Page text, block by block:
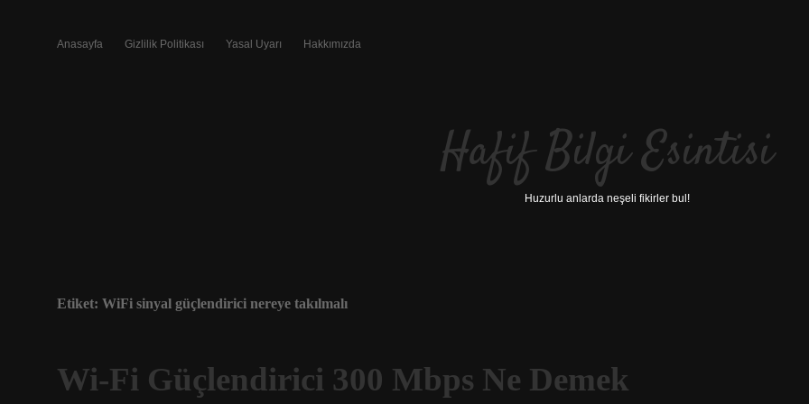
Anasayfa Gizlilik Politikası Yasal Uyarı Hakkımızda
Hafif Bilgi Esintisi
Huzurlu anlarda neşeli fikirler bul!
Etiket: WiFi sinyal güçlendirici nereye takılmalı
Wi-Fi Güçlendirici 300 Mbps Ne Demek